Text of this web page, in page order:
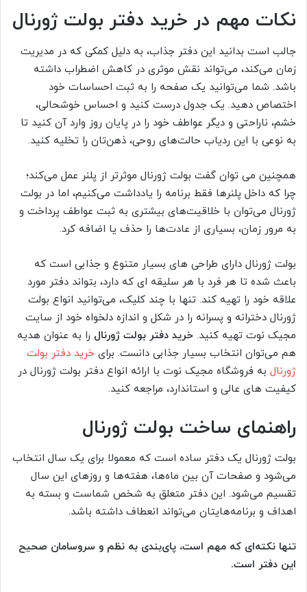
نکات مهم در خرید دفتر بولت ژورنال
جالب است بدانید این دفتر جذاب، به دلیل کمکی که در مدیریت
زمان می‌کند، می‌تواند نقش موثری در کاهش اضطراب‌ داشته
باشد. شما می‌توانید یک صفحه را به ثبت احساسات خود
اختصاص دهید. یک جدول درست کنید و احساس خوشحالی،
خشم، ناراحتی و دیگر عواطف خود را در پایان روز وارد آن کنید تا
به نوعی با این ردیاب حالت‌های روحی، ذهن‌تان را تخلیه کنید.
همچنین می‌ توان گفت بولت ژورنال موثرتر از پلنر عمل می‌کند؛
چرا که داخل پلنرها فقط برنامه را یادداشت می‌کنیم، اما در بولت
ژورنال می‌توان با خلاقیت‌های بیشتری به ثبت عواطف پرداخت و
به مرور زمان، بسیاری از عادت‌ها را حذف یا اضافه کرد.
بولت ژورنال دارای طراحی‌ های بسیار متنوع و جذابی است که
باعث شده تا هر فرد با هر سلیقه‌ ای که دارد، بتواند دفتر مورد
علاقه خود را تهیه کند. تنها با چند کلیک، می‌توانید انواع بولت
ژورنال دخترانه و پسرانه را در شکل و اندازه دلخواه خود از سایت
مجیک نوت تهیه کنید. خرید دفتر بولت ژورنال را به عنوان هدیه
هم می‌توان انتخاب بسیار جذابی دانست. برای خرید دفتر بولت
ژورنال به فروشگاه مجیک نوت با ارائه انواع دفتر بولت ژورنال در
کیفیت های عالی و استاندارد، مراجعه کنید.
راهنمای ساخت بولت ژورنال
بولت ژورنال یک دفتر ساده است که معمولا برای یک سال انتخاب
می‌شود و صفحات آن بین ماه‌ها، هفته‌ها و روزهای این سال
تقسیم می‌شود. این دفتر متعلق به شخص شماست و بسته به
اهداف و برنامه‌هایتان می‌تواند انعطاف داشته باشد.
تنها نکته‌ای که مهم است، پای‌بندی به نظم و سروسامان صحیح
این دفتر است.